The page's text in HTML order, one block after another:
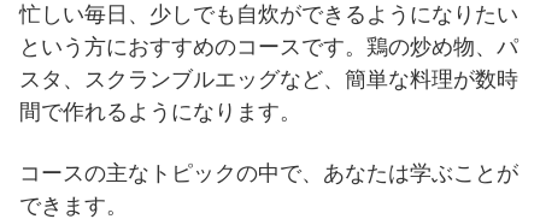
忙しい毎日、少しでも自炊ができるようになりたい
という方におすすめのコースです。鶏の炒め物、パ
スタ、スクランブルエッグなど、簡単な料理が数時
間で作れるようになります。
コースの主なトピックの中で、あなたは学ぶことが
できます。